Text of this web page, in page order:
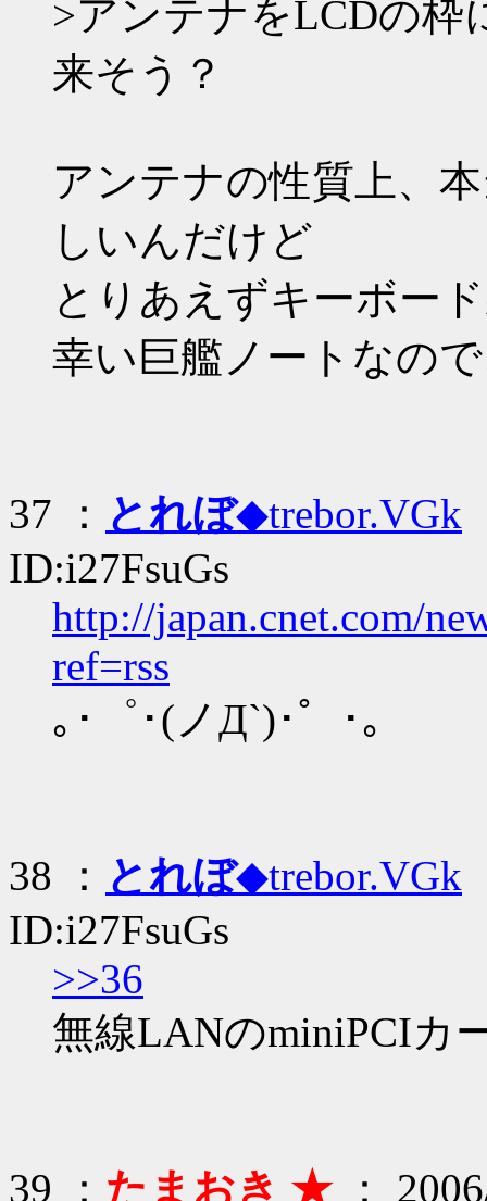
>アンテナをLCDの枠
来そう？
アンテナの性質上、
しいんだけど
とりあえずキーボー
幸い巨艦ノートなの
37 ： とれぼ◆trebor.VGk
ID:i27FsuGs
http://japan.cnet.com/
ref=rss
｡･゜･(ノД`)･゜･｡
38 ： とれぼ◆trebor.VGk
ID:i27FsuGs
>>36
無線LANのminiPCIカ
39 ： たまおき ★：